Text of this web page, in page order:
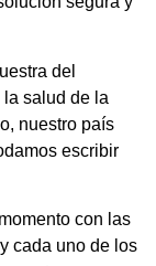
del
salud de la
nuestro país
escribir
con las
cada uno de los